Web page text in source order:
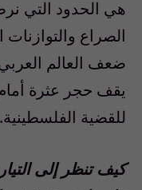
هي الحدود التي
الصراع والتوازنات
ضعف العالم
يقف حجر عثرة
للقضية الفلسطينية.
كيف تنظر إلى